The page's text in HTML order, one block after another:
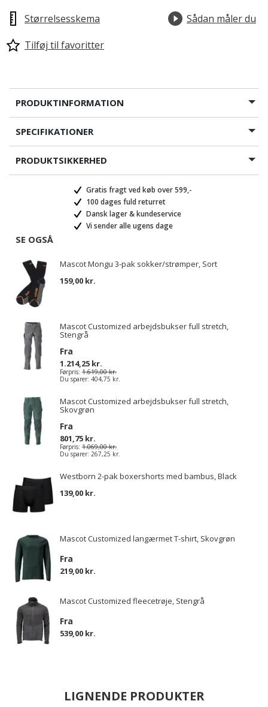
Størrelsesskema
Sådan måler du
Tilføj til favoritter
PRODUKTINFORMATION
SPECIFIKATIONER
PRODUKTSIKKERHED
Gratis fragt ved køb over 599,-
100 dages fuld returret
Dansk lager & kundeservice
Vi sender alle ugens dage
SE OGSÅ
Mascot Mongu 3-pak sokker/strømper, Sort
159,00 kr.
Mascot Customized arbejdsbukser full stretch,
Stengrå
Fra
1.214,25 kr.
Førpris: 1.619,00 kr.
Du sparer: 404,75 kr.
Mascot Customized arbejdsbukser full stretch,
Skovgrøn
Fra
801,75 kr.
Førpris: 1.069,00 kr.
Du sparer: 267,25 kr.
Westborn 2-pak boxershorts med bambus, Black
139,00 kr.
Mascot Customized langærmet T-shirt, Skovgrøn
Fra
219,00 kr.
Mascot Customized fleecetrøje, Stengrå
Fra
539,00 kr.
LIGNENDE PRODUKTER